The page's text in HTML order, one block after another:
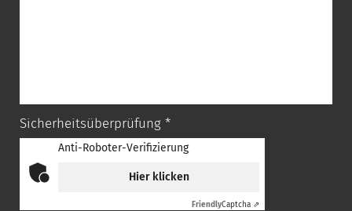
Sicherheitsüberprüfung *
Anti-Roboter-Verifizierung
Hier klicken
FriendlyCaptcha ⇗